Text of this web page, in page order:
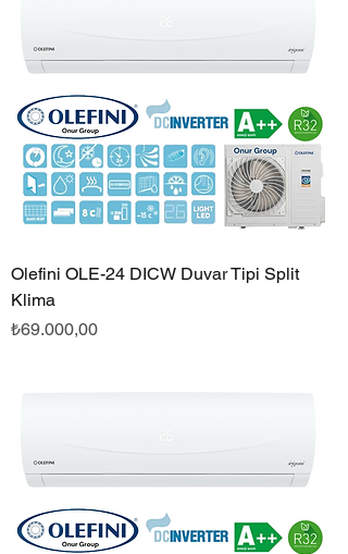
Olefini OLE-24 DICW Duvar Tipi Split
Klima
Fiyat
₺69.000,00